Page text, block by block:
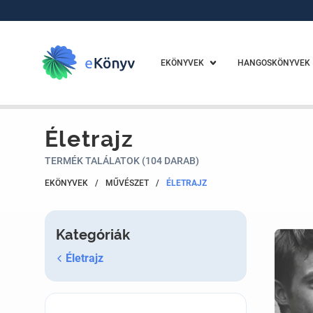
EKÖNYVEK HANGOSKÖNYVEK
Életrajz
TERMÉK TALÁLATOK (104 DARAB)
EKÖNYVEK / MŰVÉSZET / ÉLETRAJZ
Kategóriák
Életrajz